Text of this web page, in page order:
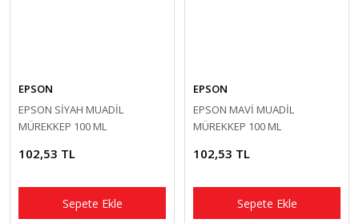
EPSON
EPSON SİYAH MUADİL
MÜREKKEP 100 ML
102,53 TL
Sepete Ekle
EPSON
EPSON MAVİ MUADİL
MÜREKKEP 100 ML
102,53 TL
Sepete Ekle